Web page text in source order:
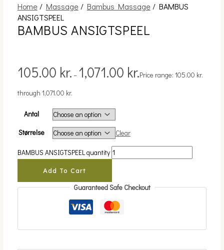
Home/ Massage/ Bambus Massage/ BAMBUS
ANSIGTSPEEL
BAMBUS ANSIGTSPEEL
105.00 kr. – 1,071.00 kr.Price range: 105.00 kr.
through 1,071.00 kr.
Antal
Størrelse Clear
BAMBUS ANSIGTSPEEL quantity
Add To Cart
Guaranteed Safe Checkout